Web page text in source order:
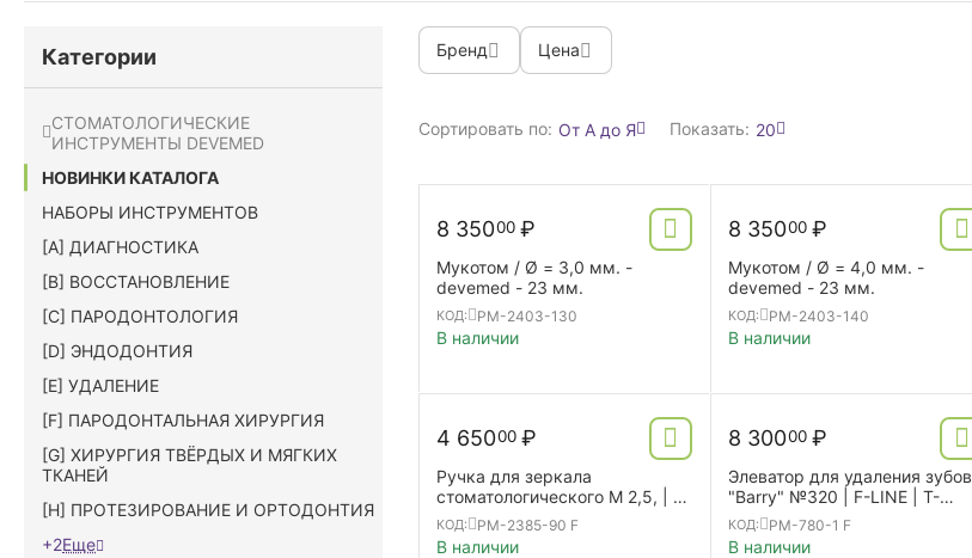
Бренд Цена
Сортировать по: От А до Я Показать: 20
8 35000 ₽
Мукотом / Ø = 3,0 мм. -
devemed - 23 мм.
КОД: PM-2403-130
В наличии
8 35000 ₽
Мукотом / Ø = 4,0 мм. -
devemed - 23 мм.
КОД: PM-2403-140
В наличии
4 65000 ₽
Ручка для зеркала
стоматологического М 2,5, | F-
LINE | SL | double ended
КОД: PM-2385-90 F
В наличии
8 30000 ₽
Элеватор для удаления зубов
"Barry" №320 | F-LINE | T-
Handle
КОД: PM-780-1 F
В наличии
Категории
СТОМАТОЛОГИЧЕСКИЕ
ИНСТРУМЕНТЫ DEVEMED
НОВИНКИ КАТАЛОГА
НАБОРЫ ИНСТРУМЕНТОВ
[A] ДИАГНОСТИКА
[B] ВОССТАНОВЛЕНИЕ
[C] ПАРОДОНТОЛОГИЯ
[D] ЭНДОДОНТИЯ
[E] УДАЛЕНИЕ
[F] ПАРОДОНТАЛЬНАЯ ХИРУРГИЯ
[G] ХИРУРГИЯ ТВЁРДЫХ И МЯГКИХ
ТКАНЕЙ
[H] ПРОТЕЗИРОВАНИЕ И ОРТОДОНТИЯ
+2Еще